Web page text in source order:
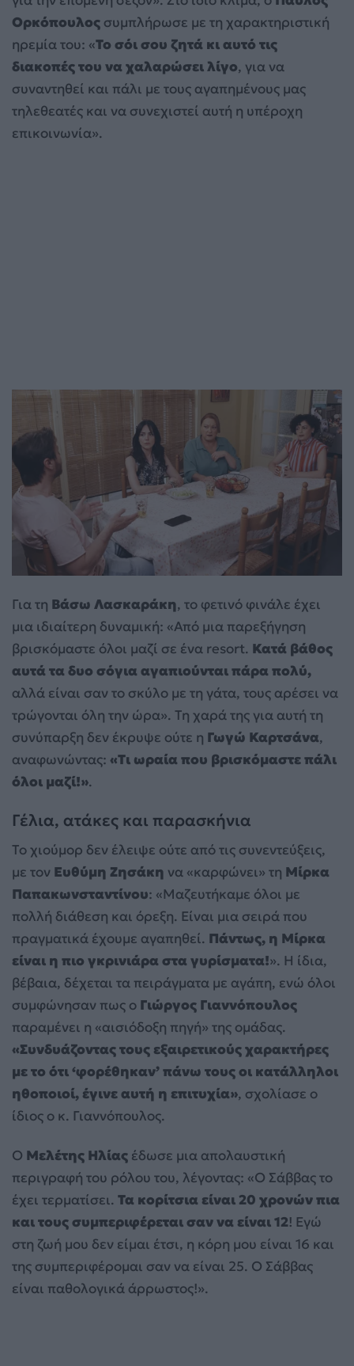
Ορκόπουλος συμπλήρωσε με τη χαρακτηριστική
ηρεμία του: «Το σόι σου ζητά κι αυτό τις
διακοπές του να χαλαρώσει λίγο, για να
συναντηθεί και πάλι με τους αγαπημένους μας
τηλεθεατές και να συνεχιστεί αυτή η υπέροχη
επικοινωνία».
Για τη Βάσω Λασκαράκη, το φετινό φινάλε έχει
μια ιδιαίτερη δυναμική: «Από μια παρεξήγηση
βρισκόμαστε όλοι μαζί σε ένα resort. Κατά βάθος
αυτά τα δυο σόγια αγαπιούνται πάρα πολύ,
αλλά είναι σαν το σκύλο με τη γάτα, τους αρέσει να
τρώγονται όλη την ώρα». Τη χαρά της για αυτή τη
συνύπαρξη δεν έκρυψε ούτε η Γωγώ Καρτσάνα,
αναφωνώντας: «Τι ωραία που βρισκόμαστε πάλι
όλοι μαζί!».
Γέλια, ατάκες και παρασκήνια
Το χιούμορ δεν έλειψε ούτε από τις συνεντεύξεις,
με τον Ευθύμη Ζησάκη να «καρφώνει» τη Μίρκα
Παπακωνσταντίνου: «Μαζευτήκαμε όλοι με
πολλή διάθεση και όρεξη. Είναι μια σειρά που
πραγματικά έχουμε αγαπηθεί. Πάντως, η Μίρκα
είναι η πιο γκρινιάρα στα γυρίσματα!». Η ίδια,
βέβαια, δέχεται τα πειράγματα με αγάπη, ενώ όλοι
συμφώνησαν πως ο Γιώργος Γιαννόπουλος
παραμένει η «αισιόδοξη πηγή» της ομάδας.
«Συνδυάζοντας τους εξαιρετικούς χαρακτήρες
με το ότι ‘φορέθηκαν’ πάνω τους οι κατάλληλοι
ηθοποιοί, έγινε αυτή η επιτυχία», σχολίασε ο
ίδιος ο κ. Γιαννόπουλος.
Ο Μελέτης Ηλίας έδωσε μια απολαυστική
περιγραφή του ρόλου του, λέγοντας: «Ο Σάββας το
έχει τερματίσει. Τα κορίτσια είναι 20 χρονών πια
και τους συμπεριφέρεται σαν να είναι 12! Εγώ
στη ζωή μου δεν είμαι έτσι, η κόρη μου είναι 16 και
της συμπεριφέρομαι σαν να είναι 25. Ο Σάββας
είναι παθολογικά άρρωστος!».